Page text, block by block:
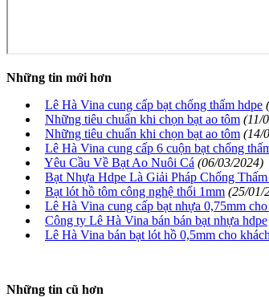
Những tin mới hơn
Lê Hà Vina cung cấp bạt chống thấm hdpe
Những tiêu chuẩn khi chọn bạt ao tôm (11/
Những tiêu chuẩn khi chọn bạt ao tôm (14/
Lê Hà Vina cung cấp 6 cuộn bạt chống
Yêu Cầu Về Bạt Ao Nuôi Cá (06/03/2024)
Bạt Nhựa Hdpe Là Giải Pháp Chống
Bạt lót hồ tôm công nghệ thổi 1mm (25/01/
Lê Hà Vina cung cấp bạt nhựa 0,75mm
Công ty Lê Hà Vina bán bán bạt nhựa hdpe
Lê Hà Vina bán bạt lót hồ 0,5mm cho
Những tin cũ hơn